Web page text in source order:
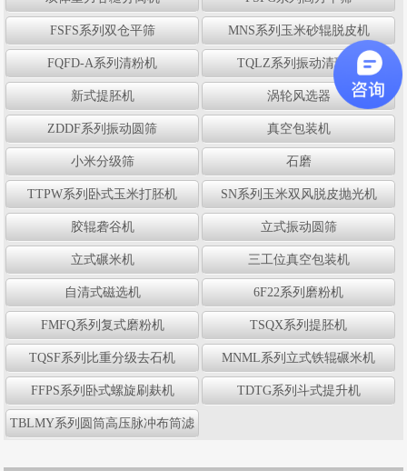
FSFS系列双仓平筛 MNS系列玉米砂辊脱皮机
FQFD-A系列清粉机 TQLZ系列振动清理筛
新式提胚机 涡轮风选器
ZDDF系列振动圆筛 真空包装机
小米分级筛 石磨
TTPW系列卧式玉米打胚机 SN系列玉米双风脱皮抛光机
胶辊砻谷机 立式振动圆筛
立式碾米机 三工位真空包装机
自清式磁选机 6F22系列磨粉机
FMFQ系列复式磨粉机 TSQX系列提胚机
TQSF系列比重分级去石机 MNML系列立式铁辊碾米机
FFPS系列卧式螺旋刷麸机 TDTG系列斗式提升机
TBLMY系列圆筒高压脉冲布筒滤